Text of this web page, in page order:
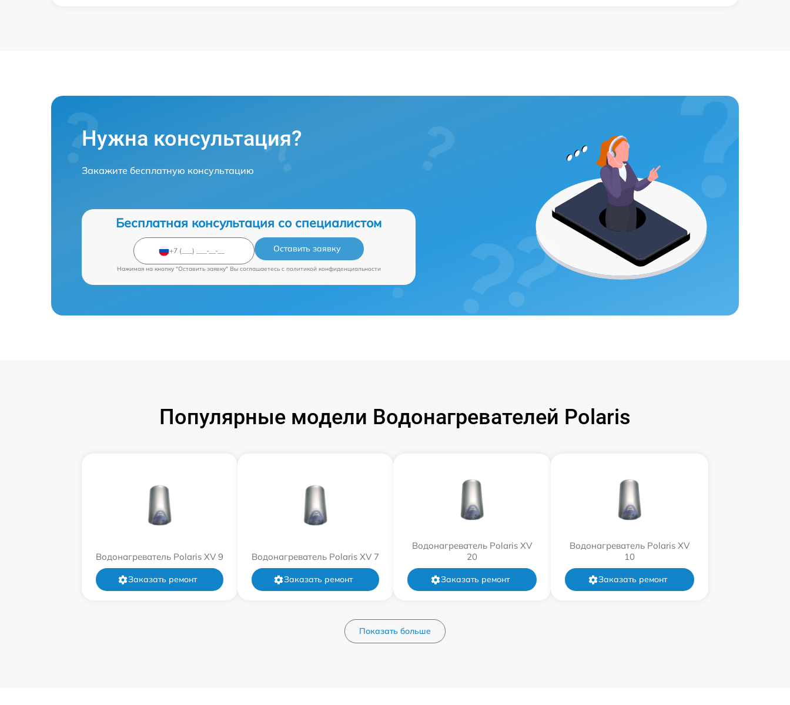
Нужна консультация?
Закажите бесплатную консультацию
Бесплатная консультация со специалистом
Оставить заявку
Нажимая на кнопку "Оставить заявку" Вы соглашаетесь c политикой конфиденциальности
Популярные модели Водонагревателей Polaris
Водонагреватель Polaris XV 9
Заказать ремонт
Водонагреватель Polaris XV 7
Заказать ремонт
Водонагреватель Polaris XV
20
Заказать ремонт
Водонагреватель Polaris XV
10
Заказать ремонт
Показать больше